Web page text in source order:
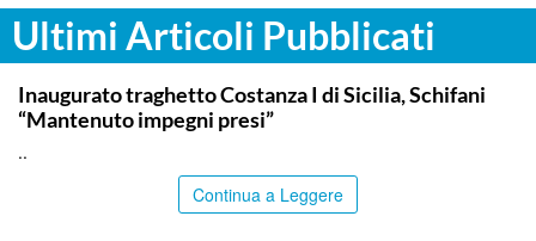
Ultimi Articoli Pubblicati
ITALPRESS
Inaugurato traghetto Costanza I di Sicilia, Schifani
“Mantenuto impegni presi”
..
Continua a Leggere